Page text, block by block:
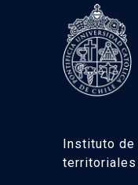
Instituto de
territoriales